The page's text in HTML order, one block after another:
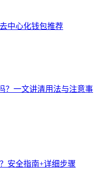
中心化钱包推荐
？一文讲清用法与注意事
安全指南+详细步骤